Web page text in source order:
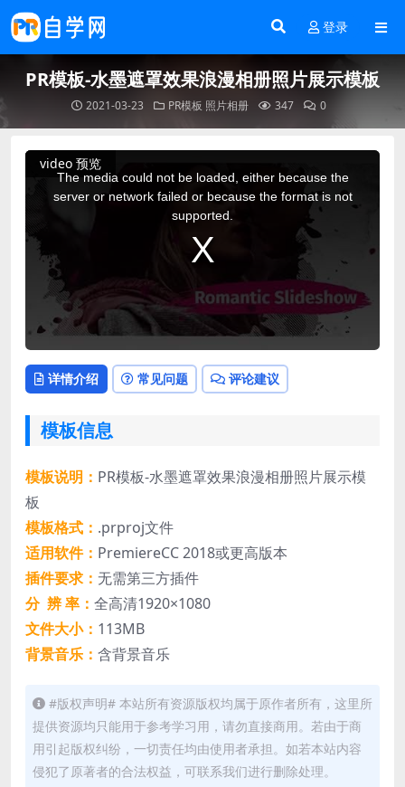
登录
PR模板-水墨遮罩效果浪漫相册照片展示模板
2021-03-23 PR模板 照片相册 347 0
video 预览
This
The media could not be loaded, either because the
server or network failed or because the format is not
supported.
详情介绍 常见问题 评论建议
模板信息
模板说明： PR模板-水墨遮罩效果浪漫相册照片展示模
板
模板格式： .prproj文件
适用软件： PremiereCC 2018或更高版本
插件要求： 无需第三方插件
分 辨 率： 全高清1920×1080
文件大小： 113MB
背景音乐： 含背景音乐
#版权声明# 本站所有资源版权均属于原作者所有，这里所
提供资源均只能用于参考学习用，请勿直接商用。若由于商
用引起版权纠纷，一切责任均由使用者承担。如若本站内容
侵犯了原著者的合法权益，可联系我们进行删除处理。